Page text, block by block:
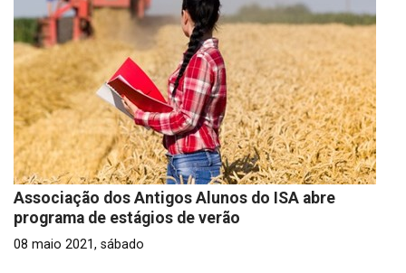
Associação dos Antigos Alunos do ISA abre
programa de estágios de verão
08 maio 2021, sábado